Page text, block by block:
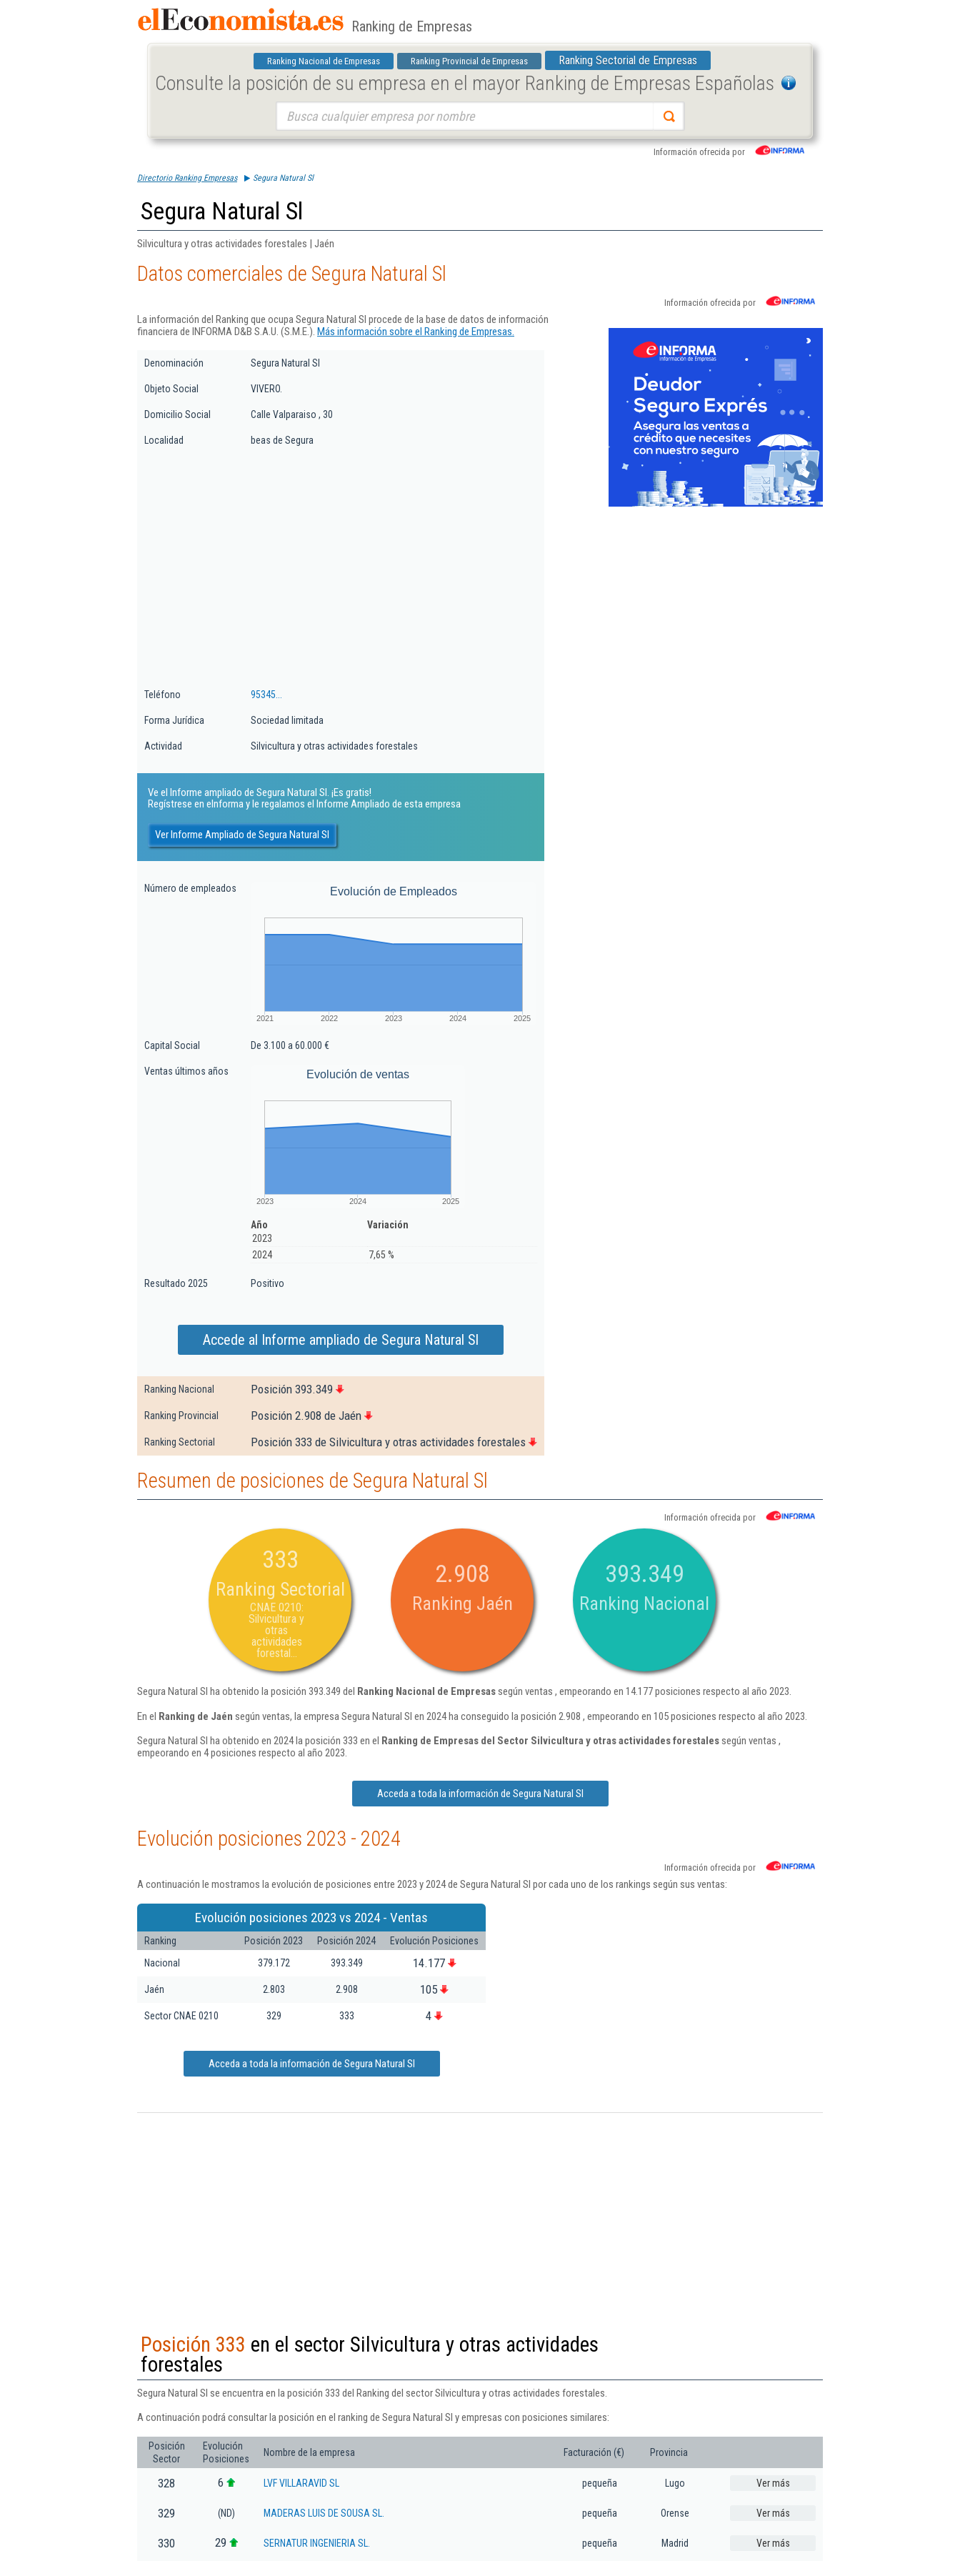
Ranking de Empresas
Ranking Nacional de Empresas Ranking Provincial de Empresas Ranking Sectorial de Empresas
Consulte la posición de su empresa en el mayor Ranking de Empresas Españolas
Información ofrecida por
Directorio Ranking Empresas Segura Natural Sl
Segura Natural Sl
Silvicultura y otras actividades forestales | Jaén
Datos comerciales de Segura Natural Sl
Información ofrecida por
La información del Ranking que ocupa Segura Natural Sl procede de la base de datos de información
financiera de INFORMA D&B S.A.U. (S.M.E.). Más información sobre el Ranking de Empresas.
Denominación Segura Natural Sl
Objeto Social VIVERO.
Domicilio Social Calle Valparaiso , 30
Localidad beas de Segura
Teléfono 95345...
Forma Jurídica Sociedad limitada
Actividad Silvicultura y otras actividades forestales
Ve el Informe ampliado de Segura Natural Sl. ¡Es gratis!
Regístrese en eInforma y le regalamos el Informe Ampliado de esta empresa
Ver Informe Ampliado de Segura Natural Sl
Número de empleados Evolución de Empleados
2021 2022 2023 2024 2025
Capital Social De 3.100 a 60.000 €
Ventas últimos años Evolución de ventas
2023 2024 2025
Año
Variación
2023
2024
7,65 %
Resultado 2025 Positivo
Accede al Informe ampliado de Segura Natural Sl
Ranking Nacional Posición 393.349
Ranking Provincial Posición 2.908 de Jaén
Ranking Sectorial Posición 333 de Silvicultura y otras actividades forestales
Resumen de posiciones de Segura Natural Sl
Información ofrecida por
333
Ranking Sectorial
CNAE 0210:
Silvicultura y
otras
actividades
forestal...
2.908
Ranking Jaén
393.349
Ranking Nacional
Segura Natural Sl ha obtenido la posición 393.349 del Ranking Nacional de Empresassegún ventas , empeorando en 14.177 posiciones respecto al año 2023.
En el Ranking de Jaén según ventas, la empresa Segura Natural Sl en 2024 ha conseguido la posición 2.908 , empeorando en 105 posiciones respecto al año 2023.
Segura Natural Sl ha obtenido en 2024 la posición 333 en el Ranking de Empresas del Sector Silvicultura y otras actividades forestalessegún ventas ,
empeorando en 4 posiciones respecto al año 2023.
Acceda a toda la información de Segura Natural Sl
Evolución posiciones 2023 - 2024
Información ofrecida por
A continuación le mostramos la evolución de posiciones entre 2023 y 2024 de Segura Natural Sl por cada uno de los rankings según sus ventas:
Evolución posiciones 2023 vs 2024 - Ventas
Ranking Posición 2023 Posición 2024
Evolución Posiciones
Nacional
379.172 393.349 14.177
Jaén 2.803 2.908 105
Sector CNAE 0210 329 333 4
Acceda a toda la información de Segura Natural Sl
Posición 333 en el sector Silvicultura y otras actividades
forestales
Segura Natural Sl se encuentra en la posición 333 del Ranking del sector Silvicultura y otras actividades forestales.
A continuación podrá consultar la posición en el ranking de Segura Natural Sl y empresas con posiciones similares:
Posición
Sector
Evolución
Posiciones
Nombre de la empresa Facturación (€) Provincia
328 6 LVF VILLARAVID SL pequeña Lugo Ver más
329 (ND) MADERAS LUIS DE SOUSA SL. pequeña Orense Ver más
330 29 SERNATUR INGENIERIA SL. pequeña Madrid Ver más